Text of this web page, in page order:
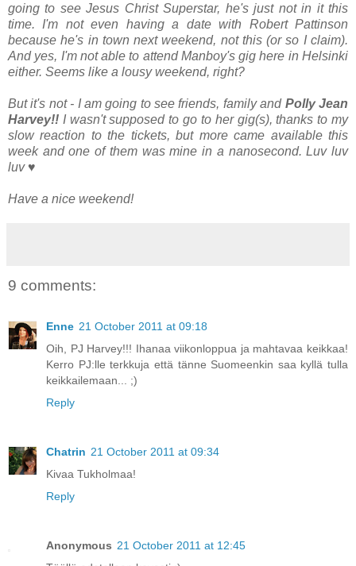
going to see Jesus Christ Superstar, he's just not in it this
time. I'm not even having a date with Robert Pattinson
because he's in town next weekend, not this (or so I claim).
And yes, I'm not able to attend Manboy's gig here in Helsinki
either. Seems like a lousy weekend, right?
But it's not - I am going to see friends, family and Polly Jean
Harvey!! I wasn't supposed to go to her gig(s), thanks to my
slow reaction to the tickets, but more came available this
week and one of them was mine in a nanosecond. Luv luv
luv ♥
Have a nice weekend!
9 comments:
Enne 21 October 2011 at 09:18
Oih, PJ Harvey!!! Ihanaa viikonloppua ja mahtavaa keikkaa!
Kerro PJ:lle terkkuja että tänne Suomeenkin saa kyllä tulla
keikkailemaan... ;)
Reply
Chatrin 21 October 2011 at 09:34
Kivaa Tukholmaa!
Reply
Anonymous 21 October 2011 at 12:45